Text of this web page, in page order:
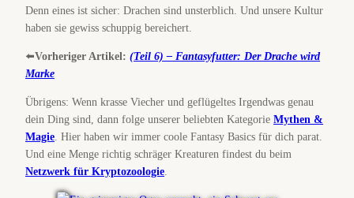
Denn eines ist sicher: Drachen sind unsterblich. Und unsere Kultur
haben sie gewiss schuppig bereichert.
⬅️Vorheriger Artikel: (Teil 6) – Fantasyfutter: Der Drache wird
Marke
Übrigens: Wenn krasse Viecher und geflügeltes Irgendwas genau
dein Ding sind, dann folge unserer beliebten Kategorie Mythen &
Magie . Hier haben wir immer coole Fantasy Basics für dich parat.
Und eine Menge richtig schräger Kreaturen findest du beim
Netzwerk für Kryptozoologie